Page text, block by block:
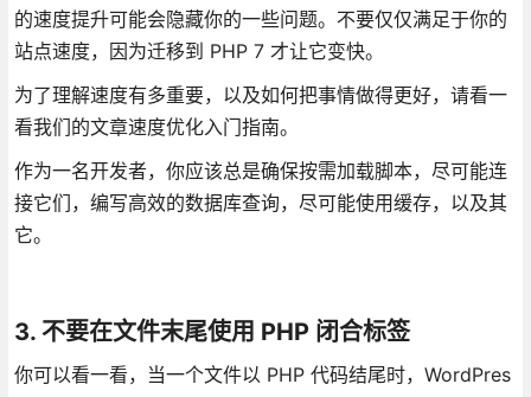
的速度提升可能会隐藏你的一些问题。不要仅仅满足于你的
站点速度，因为迁移到 PHP 7 才让它变快。
为了理解速度有多重要，以及如何把事情做得更好，请看一
看我们的文章速度优化入门指南。
作为一名开发者，你应该总是确保按需加载脚本，尽可能连
接它们，编写高效的数据库查询，尽可能使用缓存，以及其
它。
3. 不要在文件末尾使用 PHP 闭合标签
你可以看一看，当一个文件以 PHP 代码结尾时，WordPres